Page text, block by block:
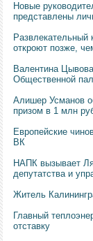
Новые
представлены
Развлекательный
откроют позже,
Валентина
Общественной
Алишер Усманов
призом в 1 млн
Европейские
ВК
НАПК вызывает
депутатства и
Житель
Главный
отставку